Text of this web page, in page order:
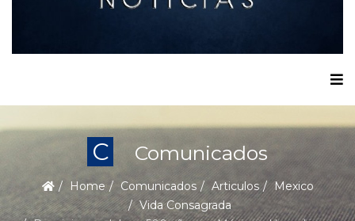
C Comunicados
Home Comunicados Articulos
Mexico
Vida Consagrada